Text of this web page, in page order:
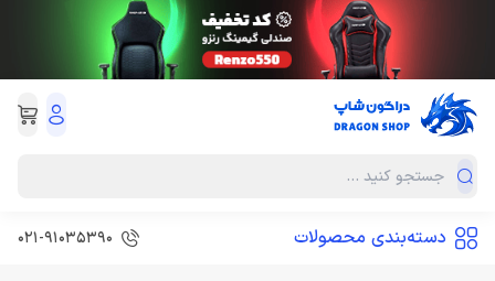
دسته‌بندی محصولات 021-91035390